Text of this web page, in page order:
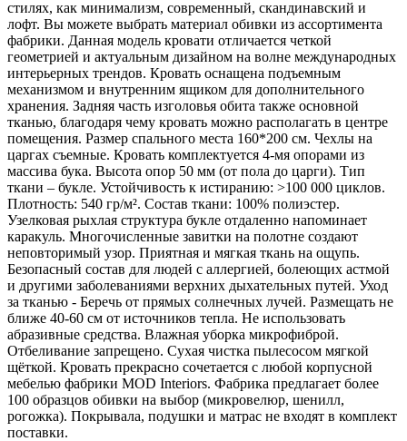
стилях, как минимализм, современный, скандинавский и
лофт. Вы можете выбрать материал обивки из ассортимента
фабрики. Данная модель кровати отличается четкой
геометрией и актуальным дизайном на волне международных
интерьерных трендов. Кровать оснащена подъемным
механизмом и внутренним ящиком для дополнительного
хранения. Задняя часть изголовья обита также основной
тканью, благодаря чему кровать можно располагать в центре
помещения. Размер спального места 160*200 см. Чехлы на
царгах съемные. Кровать комплектуется 4-мя опорами из
массива бука. Высота опор 50 мм (от пола до царги). Тип
ткани – букле. Устойчивость к истиранию: >100 000 циклов.
Плотность: 540 гр/м². Состав ткани: 100% полиэстер.
Узелковая рыхлая структура букле отдаленно напоминает
каракуль. Многочисленные завитки на полотне создают
неповторимый узор. Приятная и мягкая ткань на ощупь.
Безопасный состав для людей с аллергией, болеющих астмой
и другими заболеваниями верхних дыхательных путей. Уход
за тканью - Беречь от прямых солнечных лучей. Размещать не
ближе 40-60 см от источников тепла. Не использовать
абразивные средства. Влажная уборка микрофиброй.
Отбеливание запрещено. Сухая чистка пылесосом мягкой
щёткой. Кровать прекрасно сочетается с любой корпусной
мебелью фабрики MOD Interiors. Фабрика предлагает более
100 образцов обивки на выбор (микровелюр, шенилл,
рогожка). Покрывала, подушки и матрас не входят в комплект
поставки.